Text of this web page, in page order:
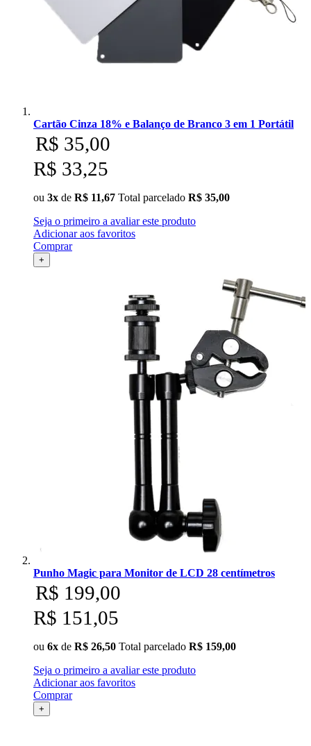
Ulanzi
ZG Cine
Zhiyun
ZIFON
ZSYB
Cartão Cinza 18% e Balanço de Branco 3 em 1 Portátil
R$ 35,00
R$ 33,25
ou 3x de R$ 11,67 Total parcelado R$ 35,00
Seja o primeiro a avaliar este produto
Adicionar aos favoritos
Comprar
+
Punho Magic para Monitor de LCD 28 centímetros
R$ 199,00
R$ 151,05
ou 6x de R$ 26,50 Total parcelado R$ 159,00
Seja o primeiro a avaliar este produto
Adicionar aos favoritos
Comprar
+